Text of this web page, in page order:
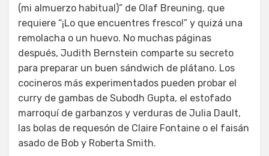
(mi almuerzo habitual)” de Olaf Breuning, que
requiere “¡Lo que encuentres fresco!” y quizá una
remolacha o un huevo. No muchas páginas
después, Judith Bernstein comparte su secreto
para preparar un buen sándwich de plátano. Los
cocineros más experimentados pueden probar el
curry de gambas de Subodh Gupta, el estofado
marroquí de garbanzos y verduras de Julia Dault,
las bolas de requesón de Claire Fontaine o el faisán
asado de Bob y Roberta Smith.